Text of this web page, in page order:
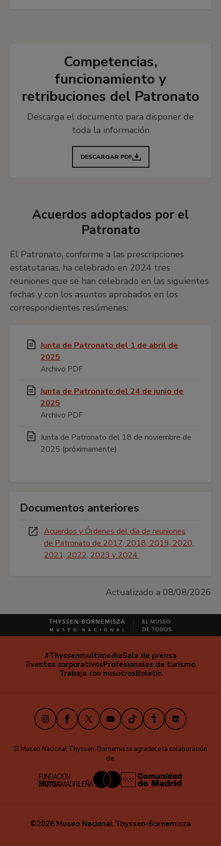
Competencias,
funcionamiento y
retribuciones del Patronato
Descarga el documento para disponer de
toda la información
DESCARGAR PDF
Acuerdos adoptados por el
Patronato
El Patronato, conforme a las prescripciones
estatutarias, ha celebrado en 2024 tres
reuniones que se han celebrado en las siguientes
fechas y con los asuntos aprobados en los
correspondientes resúmenes:
Junta de Patronato del 1 de abril de
2025
Archivo PDF
Junta de Patronato del 24 de junio de
2025
Archivo PDF
Junta de Patronato del 18 de noviembre de
2025 (próximamente)
Documentos anteriores
Acuerdos y Órdenes del día de reuniones
de Patronato de 2017, 2018, 2019, 2020,
2021, 2022, 2023 y 2024
Actualizado a 08/08/2026
Navegación
secundaria
#ThyssenmultimediaSala de prensa
Eventos corporativosProfesionales de turismo
Trabaja con nosotrosBoletín
InstagramFacebook
X YoutubeTikTokiVooxLinkedIn
El Museo Nacional Thyssen-Bornemisza agradece la colaboración
de:
©2026 Museo Nacional Thyssen-Bornemisza